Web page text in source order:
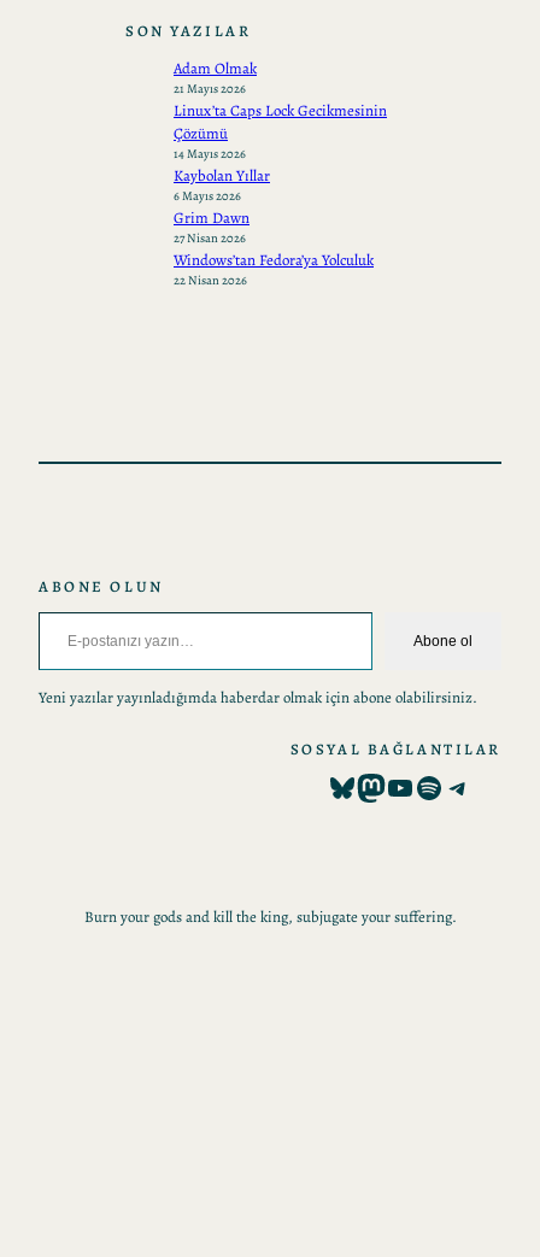
SON YAZILAR
Adam Olmak
21 Mayıs 2026
Linux’ta Caps Lock Gecikmesinin
Çözümü
14 Mayıs 2026
Kaybolan Yıllar
6 Mayıs 2026
Grim Dawn
27 Nisan 2026
Windows’tan Fedora’ya Yolculuk
22 Nisan 2026
ABONE OLUN
E-postanızı yazın…
Abone ol
Yeni yazılar yayınladığımda haberdar olmak için abone olabilirsiniz.
SOSYAL BAĞLANTILAR
Bluesky Mastodon YouTube Spotify Telegram
Burn your gods and kill the king, subjugate your suffering.